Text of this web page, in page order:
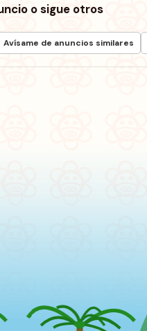
o sigue otros
Avísame de anuncios similares